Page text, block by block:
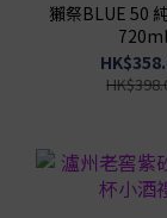
獺祭BLUE 50
720ml